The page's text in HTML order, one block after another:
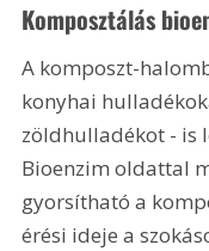
Komposztálás
A komposzt-
konyhai
zöldhulladékot - is
Bioenzim oldattal
gyorsítható a
érési ideje a